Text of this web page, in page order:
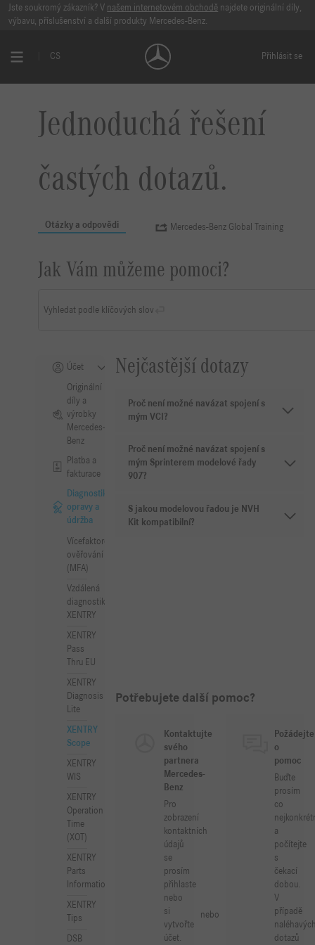
Jste soukromý zákazník? V našem internetovém obchodě najdete originální díly,
výbavu, příslušenství a další produkty Mercedes-Benz.
CS Přihlásit se
Jednoduchá řešení
častých dotazů.
Otázky a odpovědi Mercedes-Benz Global Training
Jak Vám můžeme pomoci?
Vyhledat podle klíčových slov
Účet
Originální
díly a
výrobky
Mercedes-
Benz
Platba a
fakturace
Diagnostika,
opravy a
údržba
Vícefaktorové
ověřování
(MFA)
Vzdálená
diagnostika
XENTRY
XENTRY
Pass
Thru EU
XENTRY
Diagnosis
Lite
XENTRY
Scope
XENTRY
WIS
XENTRY
Operation
Time
(XOT)
XENTRY
Parts
Information
XENTRY
Tips
DSB
Nejčastější dotazy
Proč není možné navázat spojení s
mým VCI?
Proč není možné navázat spojení s
mým Sprinterem modelové řady
907?
S jakou modelovou řadou je NVH
Kit kompatibilní?
Potřebujete další pomoc?
Kontaktujte
svého
partnera
Mercedes-
Benz
Pro
zobrazení
kontaktních
údajů
se
prosím
přihlaste
nebo
si
vytvořte
účet.
nebo
Požádejte
o
pomoc
Buďte
prosím
co
a
počítejte
s
čekací
dobou.
V
případě
dotazů